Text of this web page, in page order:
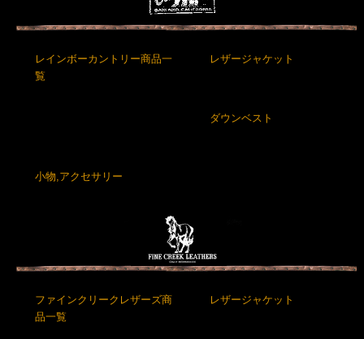
レインボーカントリー商品一
覧
レザージャケット
ダウンベスト
小物,アクセサリー
ファインクリークレザーズ商
品一覧
レザージャケット